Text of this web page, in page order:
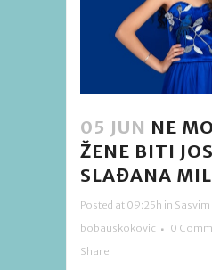
05 JUN NE
ŽENE BITI
SLAĐANA
Posted at 09:25h in
bobauskokovic
0
Share